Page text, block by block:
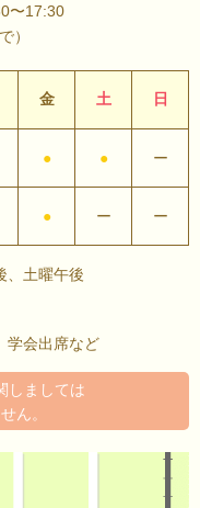
〜17:30
）
金 土 日
● ● ー
● ー ー
、土曜午後
学会出席など
しましては
ん。